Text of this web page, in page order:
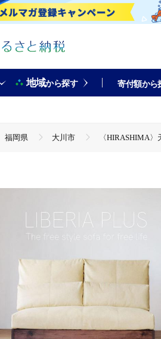
地域から探す 寄付額から
福岡県 大川市 〈HIRASHIMA